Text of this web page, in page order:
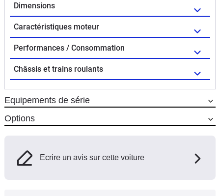
Dimensions
Caractéristiques moteur
Performances / Consommation
Châssis et trains roulants
Equipements de série
Options
Ecrire un avis sur cette voiture